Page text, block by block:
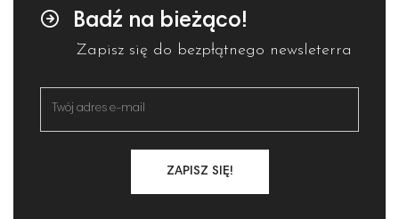
Badź na bieżąco!
Zapisz się do bezpłątnego newsleterra
ZAPISZ SIĘ!